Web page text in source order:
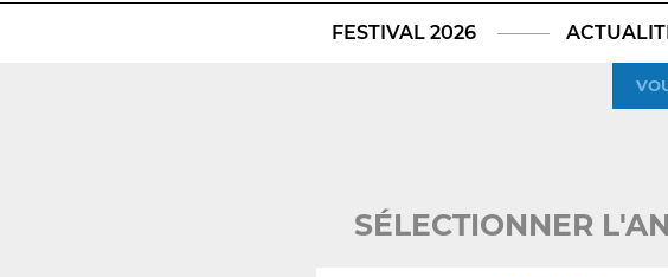
FESTIVAL 2026
SÉLECTIONNER